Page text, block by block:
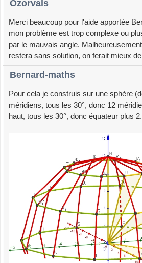
Ozorvals
Merci beaucoup pour l'aide apportée
mon problème est trop complexe ou
par le mauvais angle.
restera sans solution, on ferait mieux
Bernard-maths
Pour cela je construis sur une sphère
méridiens, tous les 30°, donc 12
haut, tous les 30°, donc équateur plus 2.